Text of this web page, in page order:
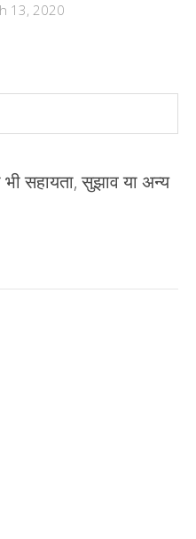
13, 2020
सहायता, सुझाव या अन्य